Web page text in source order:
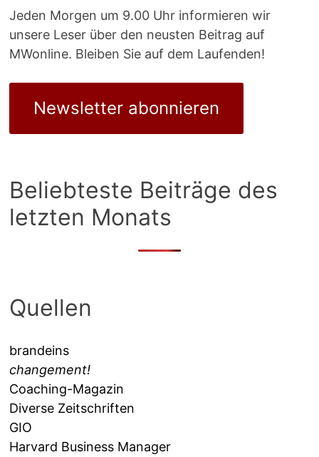
Jeden Morgen um 9.00 Uhr informieren wir
unsere Leser über den neusten Beitrag auf
MWonline. Bleiben Sie auf dem Laufenden!
Newsletter abonnieren
Beliebteste Beiträge des
letzten Monats
Quellen
brandeins
changement!
Coaching-Magazin
Diverse Zeitschriften
GIO
Harvard Business Manager